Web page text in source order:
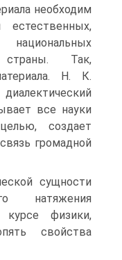
необходим
естественных,
Так,
Н. К.
все науки
создает
громадной
сущности
натяжения
физики,
свойства